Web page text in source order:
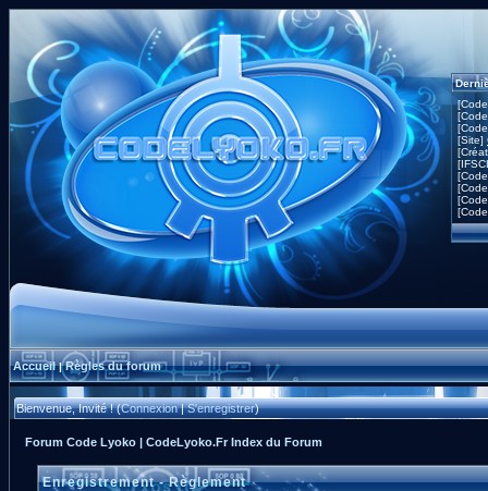
[Site]
Accueil|Règles du forum
Bienvenue, Invité ! (Connexion|S'enregistrer)
Forum Code Lyoko | CodeLyoko.Fr Index du Forum
Enregistrement - Règlement